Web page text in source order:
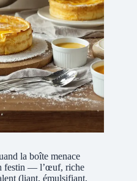
la boîte menace
festin — l’œuf, riche
(liant, émulsifiant,